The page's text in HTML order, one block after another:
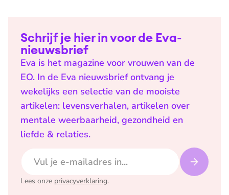
Schrijf je hier in voor de Eva-
nieuwsbrief
Eva is het magazine voor vrouwen van de
EO. In de Eva nieuwsbrief ontvang je
wekelijks een selectie van de mooiste
artikelen: levensverhalen, artikelen over
mentale weerbaarheid, gezondheid en
liefde & relaties.
Lees onze privacyverklaring.